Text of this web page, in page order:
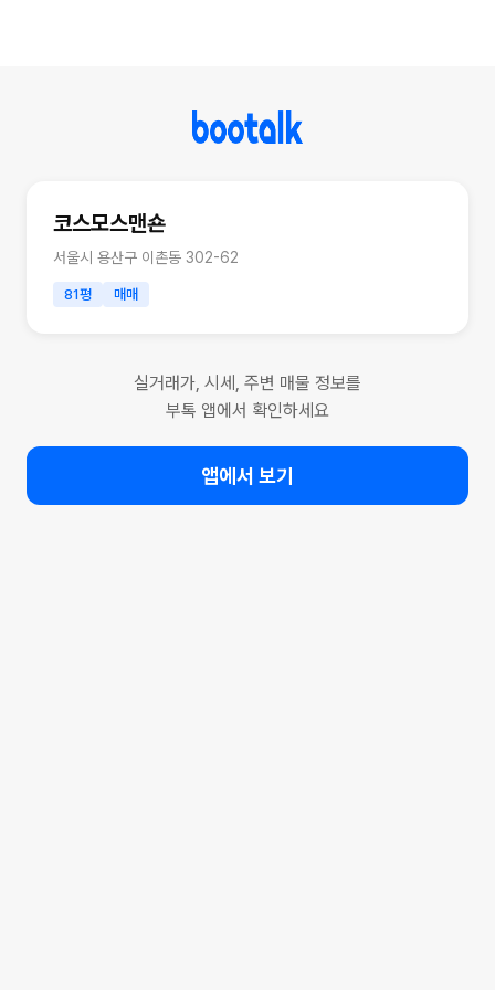
코스모스맨숀
서울시 용산구 이촌동 302-62
81평 매매
실거래가, 시세, 주변 매물 정보를
부톡 앱에서 확인하세요
앱에서 보기